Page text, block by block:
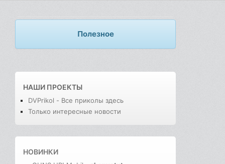
Полезное
НАШИ ПРОЕКТЫ
DVPrikol - Все приколы здесь
Только интересные новости
НОВИНКИ